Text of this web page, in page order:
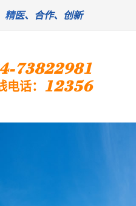
精医、合作、创新
73822981
话： 12356